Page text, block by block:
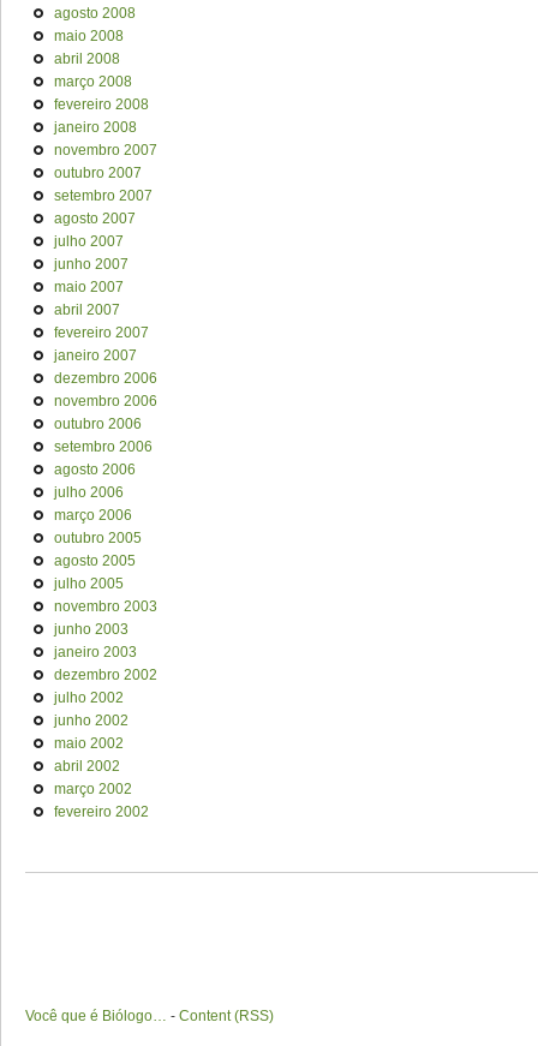
agosto 2008
maio 2008
abril 2008
março 2008
fevereiro 2008
janeiro 2008
novembro 2007
outubro 2007
setembro 2007
agosto 2007
julho 2007
junho 2007
maio 2007
abril 2007
fevereiro 2007
janeiro 2007
dezembro 2006
novembro 2006
outubro 2006
setembro 2006
agosto 2006
julho 2006
março 2006
outubro 2005
agosto 2005
julho 2005
novembro 2003
junho 2003
janeiro 2003
dezembro 2002
julho 2002
junho 2002
maio 2002
abril 2002
março 2002
fevereiro 2002
Você que é Biólogo… - Content (RSS)